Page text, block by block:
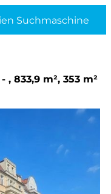
Suchmaschine
833,9 m², 353 m²